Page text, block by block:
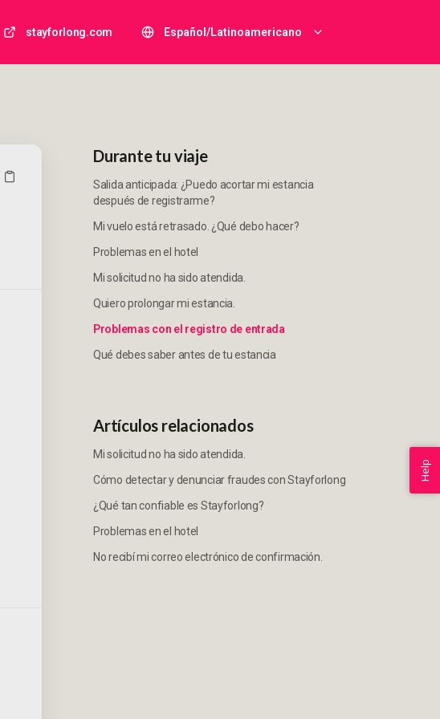
stayforlong.com Español/Latinoamericano
Durante tu viaje
Salida anticipada: ¿Puedo acortar mi estancia
después de registrarme?
Mi vuelo está retrasado. ¿Qué debo hacer?
Problemas en el hotel
Mi solicitud no ha sido atendida.
Quiero prolongar mi estancia.
Problemas con el registro de entrada
Qué debes saber antes de tu estancia
Artículos relacionados
Mi solicitud no ha sido atendida.
Cómo detectar y denunciar fraudes con Stayforlong
¿Qué tan confiable es Stayforlong?
Problemas en el hotel
No recibí mi correo electrónico de confirmación.
Help